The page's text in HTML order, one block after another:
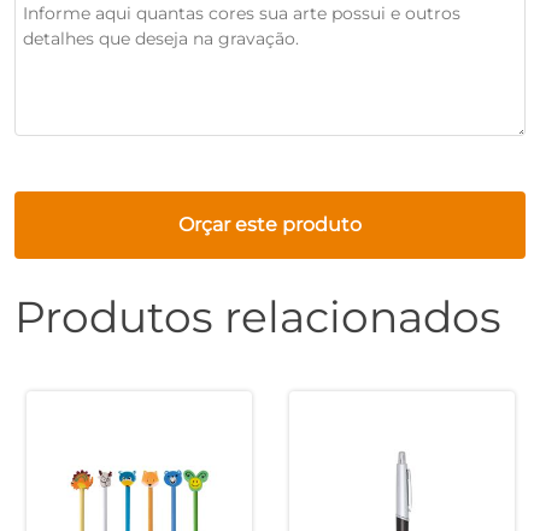
Orçar este produto
Produtos relacionados